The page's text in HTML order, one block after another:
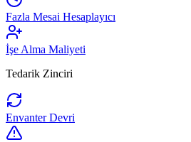
Fazla Mesai Hesaplayıcı
İşe Alma Maliyeti
Tedarik Zinciri
Envanter Devri